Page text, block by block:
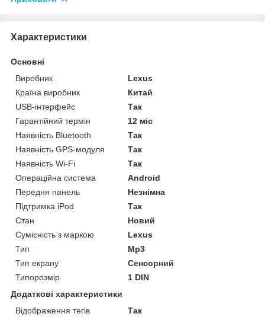
Характеристики
Основні
Виробник
Lexus
Країна виробник
Китай
USB-інтерфейс
Так
Гарантійний термін
12 міс
Наявність Bluetooth
Так
Наявність GPS-модуля
Так
Наявність Wi-Fi
Так
Операційна система
Android
Передня панель
Незнімна
Підтримка iPod
Так
Стан
Новий
Сумісність з маркою
Lexus
Тип
Mp3
Тип екрану
Сенсорний
Типорозмір
1 DIN
Додаткові характеристики
Відображення тегів
Так